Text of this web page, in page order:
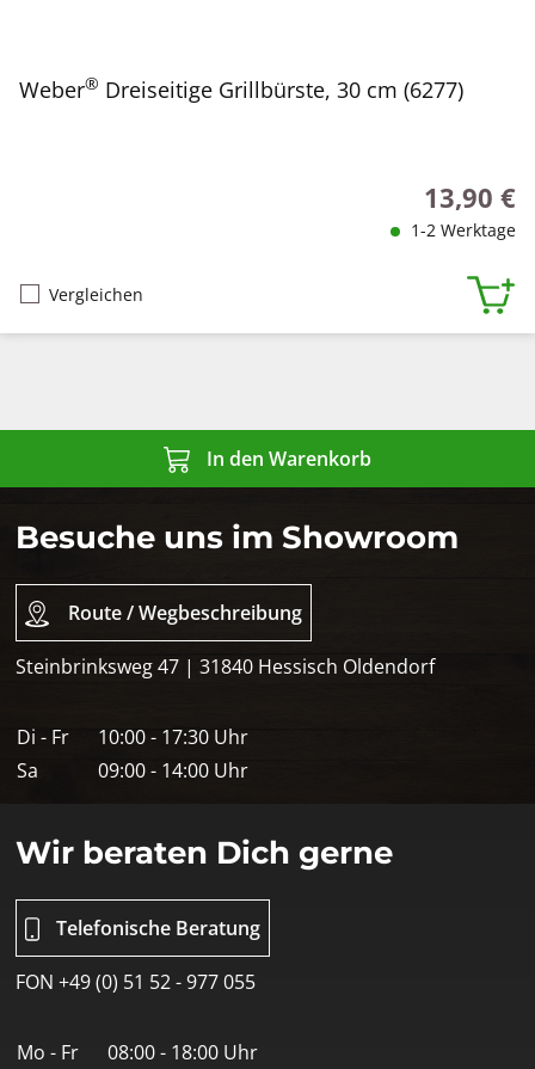
Weber® Dreiseitige Grillbürste, 30 cm (6277)
Regulärer
13,90 €
1-2 Werktage
Vergleichen
In den Warenkorb
Besuche uns im Showroom
Route / Wegbeschreibung
Steinbrinksweg 47 | 31840 Hessisch Oldendorf
Di - Fr
10:00 - 17:30 Uhr
Sa
09:00 - 14:00 Uhr
Wir beraten Dich gerne
Telefonische Beratung
FON +49 (0) 51 52 - 977 055
Mo - Fr
08:00 - 18:00 Uhr